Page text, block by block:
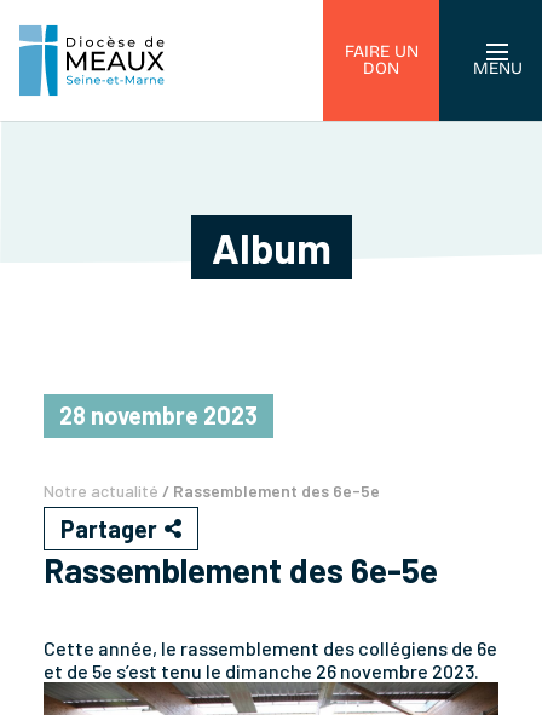
FAIRE UN
DON
MENU
Album
28 novembre 2023
Notre actualité / Rassemblement des 6e-5e
Partager
Rassemblement des 6e-5e
Cette année, le rassemblement des collégiens de 6e
et de 5e s’est tenu le dimanche 26 novembre 2023.